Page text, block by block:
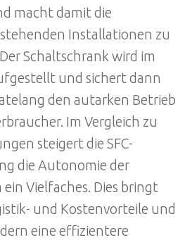
macht damit die
Installationen zu
Schaltschrank wird im
und sichert dann
den autarken Betrieb
Im Vergleich zu
steigert die SFC-
die Autonomie der
Vielfaches. Dies bringt
und Kostenvorteile und
eine effizientere